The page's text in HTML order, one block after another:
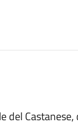
del